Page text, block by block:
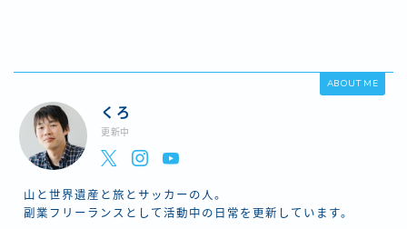
ABOUT ME
くろ
更新中
山と世界遺産と旅とサッカーの人。
副業フリーランスとして活動中の日常を更新しています。